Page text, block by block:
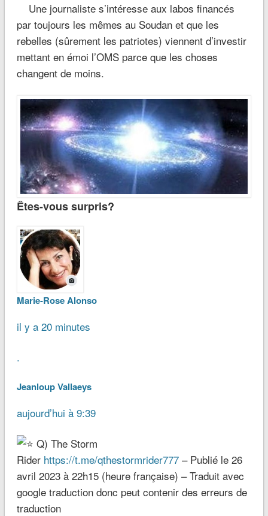
Une journaliste s’intéresse aux labos financés
par toujours les mêmes au Soudan et que les
rebelles (sûrement les patriotes) viennent d’investir
mettant en émoi l’OMS parce que les choses
changent de moins.
Êtes-vous surpris?
Marie-Rose Alonso
il y a 20 minutes
.
Jeanloup Vallaeys
aujourd’hui à 9:39
Q) The Storm
Rider https://t.me/qthestormrider777– Publié le 26
avril 2023 à 22h15 (heure française) – Traduit avec
google traduction donc peut contenir des erreurs de
traduction